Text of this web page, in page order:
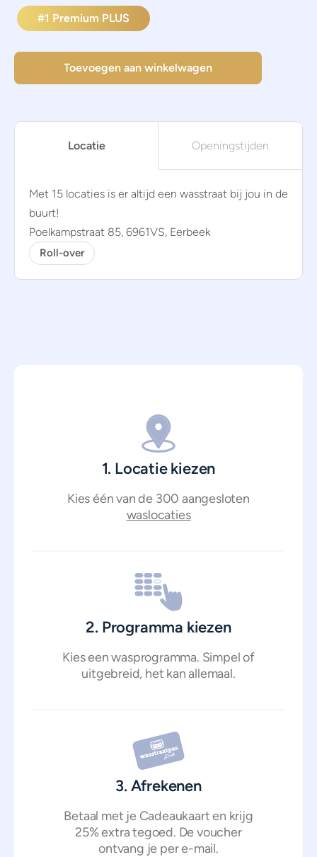
#1 Premium PLUS
Toevoegen aan winkelwagen
Locatie Openingstijden
Met 15 locaties is er altijd een wasstraat bij jou in de
buurt!
Poelkampstraat 85, 6961VS, Eerbeek
Roll-over
1. Locatie kiezen
Kies één van de 300 aangesloten
waslocaties
2. Programma kiezen
Kies een wasprogramma. Simpel of
uitgebreid, het kan allemaal.
3. Afrekenen
Betaal met je Cadeaukaart en krijg
25% extra tegoed. De voucher
ontvang je per e-mail.